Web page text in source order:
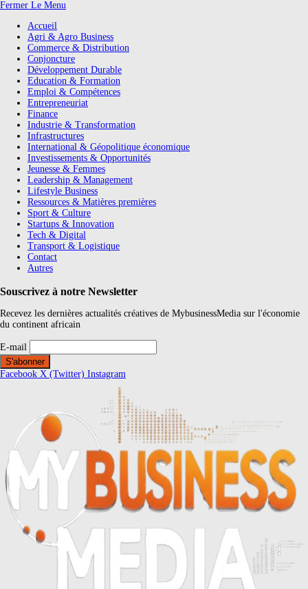
Fermer Le Menu
Accueil
Agri & Agro Business
Commerce & Distribution
Conjoncture
Développement Durable
Education & Formation
Emploi & Compétences
Entrepreneuriat
Finance
Industrie & Transformation
Infrastructures
International & Géopolitique économique
Investissements & Opportunités
Jeunesse & Femmes
Leadership & Management
Lifestyle Business
Ressources & Matières premières
Sport & Culture
Startups & Innovation
Tech & Digital
Transport & Logistique
Contact
Autres
Souscrivez à notre Newsletter
Recevez les dernières actualités créatives de MybusinessMedia sur l'économie
du continent africain
E-mail
Facebook X (Twitter) Instagram